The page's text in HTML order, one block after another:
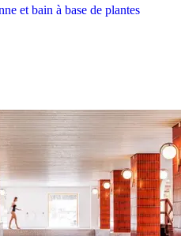
et bain à base de plantes